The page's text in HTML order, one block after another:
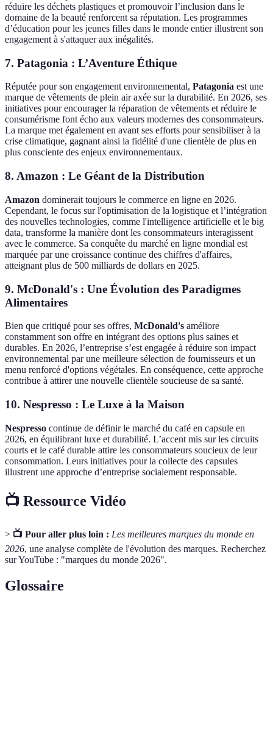
réduire les déchets plastiques et promouvoir l’inclusion dans le
domaine de la beauté renforcent sa réputation. Les programmes
d’éducation pour les jeunes filles dans le monde entier illustrent son
engagement à s'attaquer aux inégalités.
7. Patagonia : L’Aventure Éthique
Réputée pour son engagement environnemental, Patagonia est une
marque de vêtements de plein air axée sur la durabilité. En 2026, ses
initiatives pour encourager la réparation de vêtements et réduire le
consumérisme font écho aux valeurs modernes des consommateurs.
La marque met également en avant ses efforts pour sensibiliser à la
crise climatique, gagnant ainsi la fidélité d'une clientèle de plus en
plus consciente des enjeux environnementaux.
8. Amazon : Le Géant de la Distribution
Amazon dominerait toujours le commerce en ligne en 2026.
Cependant, le focus sur l'optimisation de la logistique et l’intégration
des nouvelles technologies, comme l'intelligence artificielle et le big
data, transforme la manière dont les consommateurs interagissent
avec le commerce. Sa conquête du marché en ligne mondial est
marquée par une croissance continue des chiffres d'affaires,
atteignant plus de 500 milliards de dollars en 2025.
9. McDonald's : Une Évolution des Paradigmes
Alimentaires
Bien que critiqué pour ses offres, McDonald's améliore
constamment son offre en intégrant des options plus saines et
durables. En 2026, l’entreprise s’est engagée à réduire son impact
environnemental par une meilleure sélection de fournisseurs et un
menu renforcé d'options végétales. En conséquence, cette approche
contribue à attirer une nouvelle clientèle soucieuse de sa santé.
10. Nespresso : Le Luxe à la Maison
Nespresso continue de définir le marché du café en capsule en
2026, en équilibrant luxe et durabilité. L’accent mis sur les circuits
courts et le café durable attire les consommateurs soucieux de leur
consommation. Leurs initiatives pour la collecte des capsules
illustrent une approche d’entreprise socialement responsable.
📺 Ressource Vidéo
> 📺 Pour aller plus loin : Les meilleures marques du monde en
2026, une analyse complète de l'évolution des marques. Recherchez
sur YouTube : "marques du monde 2026".
Glossaire